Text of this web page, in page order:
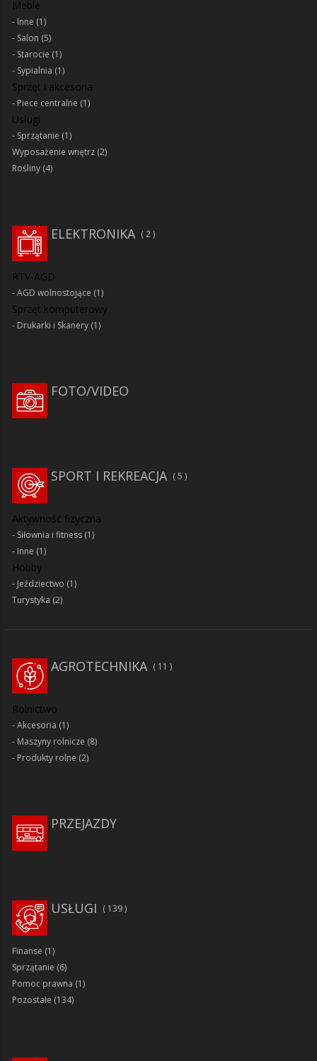
Meble
Inne (1)
Salon (5)
Starocie (1)
Sypialnia (1)
Sprzęt i akcesoria
Piece centralne (1)
Usługi
Sprzątanie (1)
Wyposażenie wnętrz (2)
Rośliny (4)
2
ELEKTRONIKA
RTV-AGD
AGD wolnostojące (1)
Sprzęt komputerowy
Drukarki i Skanery (1)
FOTO/VIDEO
SPORT I REKREACJA 5
Aktywność fizyczna
Siłownia i fitness (1)
Inne (1)
Hobby
Jeździectwo (1)
Turystyka (2)
AGROTECHNIKA 11
Rolnictwo
Akcesoria (1)
Maszyny rolnicze (8)
Produkty rolne (2)
PRZEJAZDY
139
USŁUGI
Finanse (1)
Sprzątanie (6)
Pomoc prawna (1)
Pozostałe (134)